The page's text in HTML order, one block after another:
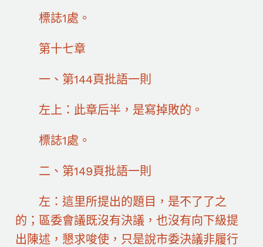
標誌1處。
第十七章
一、第144頁批語一則
左上：此章后半，是寫掉敗的。
標誌1處。
二、第149頁批語一則
左：這里所提出的題目，是不了了之
的；區委會議既沒有決議，也沒有向下級提
出陳述，懇求唆使，只是說市委決議非履行